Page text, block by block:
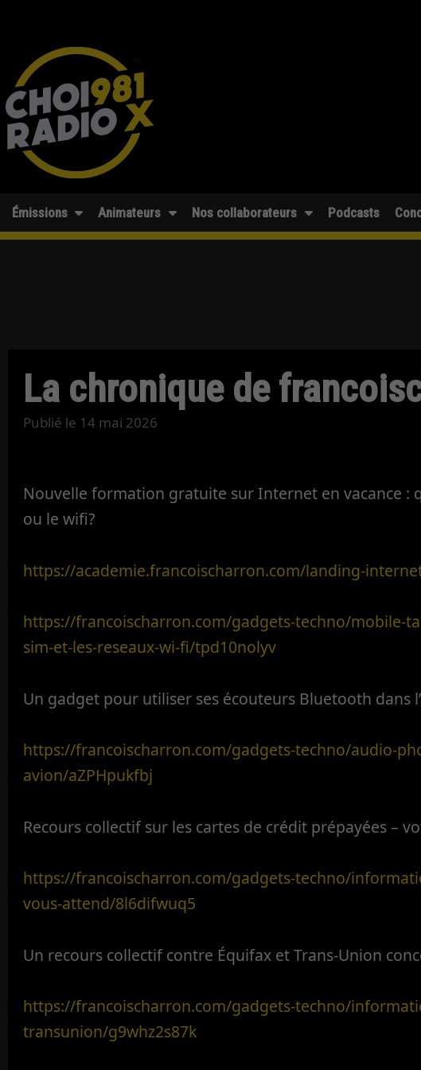
Émissions Animateurs Nos collaborateurs Podcasts
La chronique de
Publié le 14 mai 2026
Nouvelle formation gratuite sur Internet en vacance :
ou le wifi?
https://academie.francoischarron.com/landing-
https://francoischarron.com/gadgets-techno/mobile-
sim-et-les-reseaux-wi-fi/tpd10nolyv
Un gadget pour utiliser ses écouteurs Bluetooth dans
https://francoischarron.com/gadgets-techno/audio-
avion/aZPHpukfbj
Recours collectif sur les cartes de crédit prépayées –
https://francoischarron.com/gadgets-techno/
vous-attend/8l6difwuq5
Un recours collectif contre Équifax et Trans-Union
https://francoischarron.com/gadgets-techno/
transunion/g9whz2s87k